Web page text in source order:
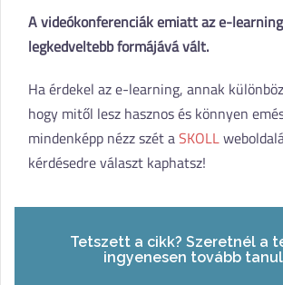
A videókonferenciák emiatt az e-
legkedveltebb formájává vált.
Ha érdekel az e-learning, annak
hogy mitől lesz hasznos és könnyen
mindenképp nézz szét aSKOLL
kérdésedre választ kaphatsz!
Tetszett a cikk? Szeretnél a
ingyenesen tovább